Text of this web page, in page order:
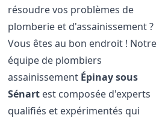
résoudre vos problèmes de
plomberie et d'assainissement ?
Vous êtes au bon endroit ! Notre
équipe de plombiers
assainissement Épinay sous
Sénart est composée d'experts
qualifiés et expérimentés qui